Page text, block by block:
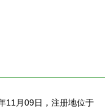
11月09日，注册地位于